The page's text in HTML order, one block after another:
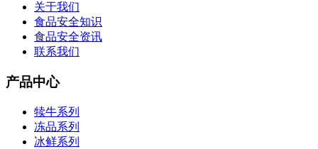
关于我们
食品安全知识
食品安全资讯
联系我们
产品中心
犊牛系列
冻品系列
冰鲜系列